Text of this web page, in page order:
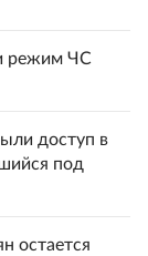
режим ЧС
доступ в
под
остается